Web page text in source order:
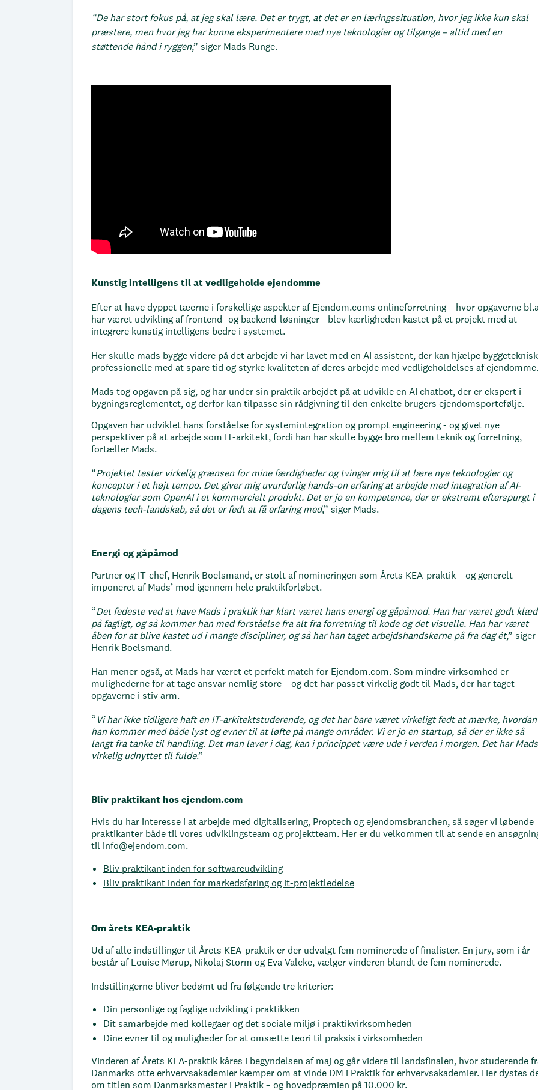
“De har stort fokus på, at jeg skal lære. Det er trygt, at det er en læringssituation, hvor jeg ikke kun skal
præstere, men hvor jeg har kunne eksperimentere med nye teknologier og tilgange – altid med en
støttende hånd i ryggen,” siger Mads Runge.
Kunstig intelligens til at vedligeholde ejendomme
Efter at have dyppet tæerne i forskellige aspekter af Ejendom.coms onlineforretning – hvor opgaverne
har været udvikling af frontend- og backend-løsninger - blev kærligheden kastet på et projekt med at
integrere kunstig intelligens bedre i systemet.
Her skulle mads bygge videre på det arbejde vi har lavet med en AI assistent, der kan hjælpe byggeteknisk
professionelle med at spare tid og styrke kvaliteten af deres arbejde med vedligeholdelses af ejendomme.
Mads tog opgaven på sig, og har under sin praktik arbejdet på at udvikle en AI chatbot, der er ekspert i
bygningsreglementet, og derfor kan tilpasse sin rådgivning til den enkelte brugers ejendomsportefølje.
Opgaven har udviklet hans forståelse for systemintegration og prompt engineering - og givet nye
perspektiver på at arbejde som IT-arkitekt, fordi han har skulle bygge bro mellem teknik og forretning,
fortæller Mads.
“Projektet tester virkelig grænsen for mine færdigheder og tvinger mig til at lære nye teknologier og
koncepter i et højt tempo. Det giver mig uvurderlig hands-on erfaring at arbejde med integration af AI-
teknologier som OpenAI i et kommercielt produkt. Det er jo en kompetence, der er ekstremt efterspurgt i
dagens tech-landskab, så det er fedt at få erfaring med,” siger Mads.
Energi og gåpåmod
Partner og IT-chef, Henrik Boelsmand, er stolt af nomineringen som Årets KEA-praktik – og generelt
imponeret af Mads’ mod igennem hele praktikforløbet.
“Det fedeste ved at have Mads i praktik har klart været hans energi og gåpåmod. Han har været godt
på fagligt, og så kommer han med forståelse fra alt fra forretning til kode og det visuelle. Han har været
åben for at blive kastet ud i mange discipliner, og så har han taget arbejdshandskerne på fra dag ét,” siger
Henrik Boelsmand.
Han mener også, at Mads har været et perfekt match for Ejendom.com. Som mindre virksomhed er
mulighederne for at tage ansvar nemlig store – og det har passet virkelig godt til Mads, der har taget
opgaverne i stiv arm.
“ Vi har ikke tidligere haft en IT-arkitektstuderende, og det har bare været virkeligt fedt at mærke, hvordan
han kommer med både lyst og evner til at løfte på mange områder. Vi er jo en startup, så der er ikke så
langt fra tanke til handling. Det man laver i dag, kan i princippet være ude i verden i morgen. Det har Mads
virkelig udnyttet til fulde.”
Bliv praktikant hos ejendom.com
Hvis du har interesse i at arbejde med digitalisering, Proptech og ejendomsbranchen, så søger vi løbende
praktikanter både til vores udviklingsteam og projektteam. Her er du velkommen til at sende en
til info@ejendom.com.
Bliv praktikant inden for softwareudvikling
Bliv praktikant inden for markedsføring og it-projektledelse
Om årets KEA-praktik
Ud af alle indstillinger til Årets KEA-praktik er der udvalgt fem nominerede of finalister. En jury, som i år
består af Louise Mørup, Nikolaj Storm og Eva Valcke, vælger vinderen blandt de fem nominerede.
Indstillingerne bliver bedømt ud fra følgende tre kriterier:
Din personlige og faglige udvikling i praktikken
Dit samarbejde med kollegaer og det sociale miljø i praktikvirksomheden
Dine evner til og muligheder for at omsætte teori til praksis i virksomheden
Vinderen af Årets KEA-praktik kåres i begyndelsen af maj og går videre til landsfinalen, hvor studerende
Danmarks otte erhvervsakademier kæmper om at vinde DM i Praktik for erhvervsakademier. Her dystes
om titlen som Danmarksmester i Praktik – og hovedpræmien på 10.000 kr.